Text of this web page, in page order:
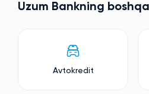
Uzum Bankning
Avtokredit